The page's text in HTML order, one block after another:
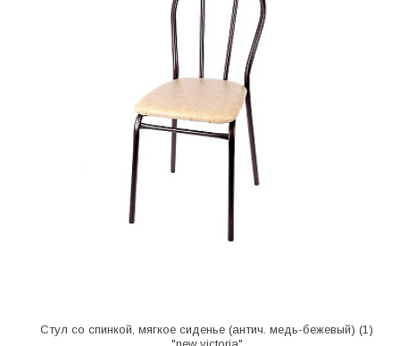
Стул со спинкой, мягкое сиденье (антич. медь-бежевый) (1)